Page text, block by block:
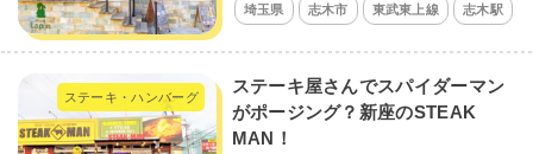
埼玉県 志木市 東武東上線 志木駅
ステーキ・ハンバーグ
ステーキ屋さんでスパイダーマン
がポージング？新座のSTEAK
MAN！